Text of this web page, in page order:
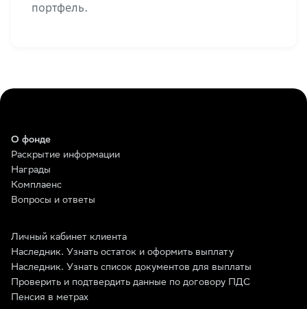
портфель.
О фонде
Раскрытие информации
Награды
Комплаенс
Вопросы и ответы
Личный кабинет клиента
Наследник. Узнать остаток и оформить выплату
Наследник. Узнать список документов для выплаты
Проверить и подтвердить данные по договору ПДС
Пенсия в метрах